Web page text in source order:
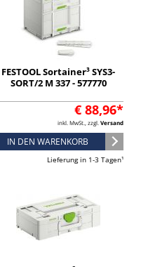
FESTOOL Sortainer³ SYS3-
SORT/2 M 337 - 577770
€ 88,96*
inkl. MwSt., zzgl. Versand
IN DEN WARENKORB
Lieferung in 1-3 Tagen¹